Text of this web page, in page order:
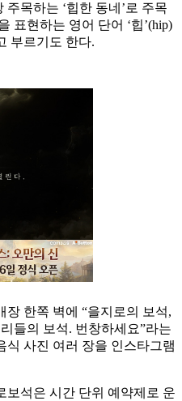
목하는 ‘힙한 동네’로 주목
표현하는 영어 단어 ‘힙’(hip)
부르기도 한다.
장 한쪽 벽에 “을지로의 보석,
들의 보석. 번창하세요”라는
식 사진 여러 장을 인스타그램
보석은 시간 단위 예약제로 운